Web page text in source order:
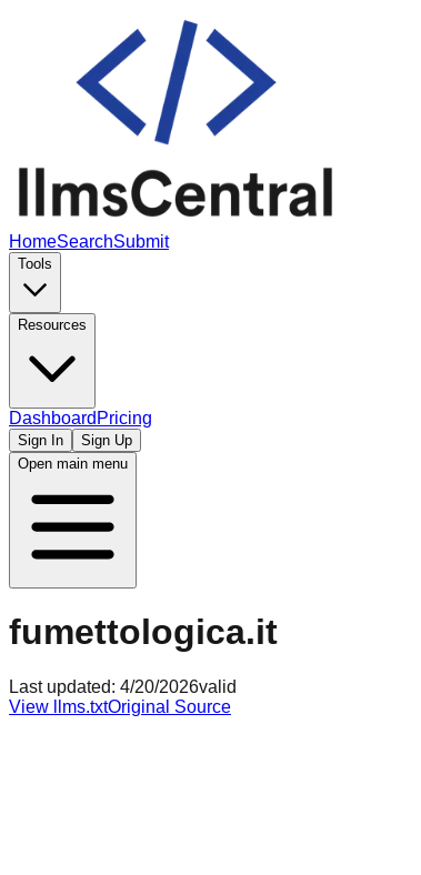
HomeSearchSubmit
Tools
Resources
Dashboard Pricing
Sign In
Sign Up
Open main menu
fumettologica.it
Last updated: 4/20/2026valid
View llms.txtOriginal Source